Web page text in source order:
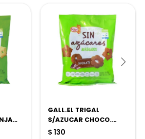
GALL.EL TRIGAL
S/AZUCAR CHOCO.
150G
$ 130